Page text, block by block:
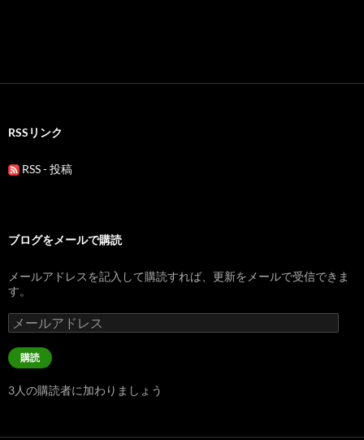
RSSリンク
RSS - 投稿
ブログをメールで購読
メールアドレスを記入して購読すれば、更新をメールで受信できま
す。
メ
ー
ル
ア
レ
購読
3人の購読者に加わりましょう